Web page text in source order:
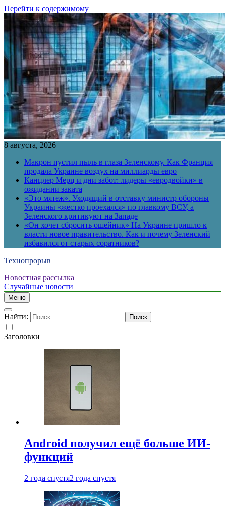
Перейти к содержимому
8 августа, 2026
Макрон пустил пыль в глаза Зеленскому. Как Франция
продала Украине воздух на миллиарды евро
Канцлер Мерц и дни забот: лидеры «евродвойки» в
ожидании заката
«Это мятеж». Уходящий в отставку министр обороны
Украины «жестко проехался» по главкому ВСУ, а
Зеленского критикуют на Западе
«Он хочет сбросить ошейник» На Украине пришло к
власти новое правительство. Как и почему Зеленский
избавился от старых соратников?
Технопрорыв
Новостная рассылка
Случайные новости
Меню
Найти:
Заголовки
Android получил ещё больше ИИ-
функций
2 года спустя2 года спустя